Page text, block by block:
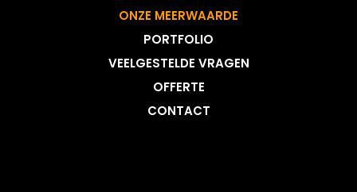
ONZE MEERWAARDE
PORTFOLIO
VEELGESTELDE VRAGEN
OFFERTE
CONTACT